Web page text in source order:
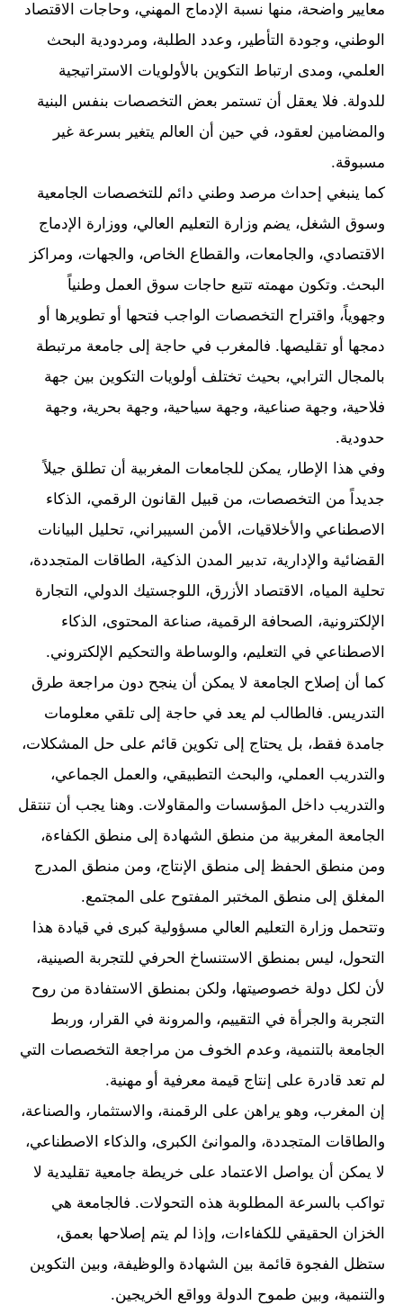
معايير واضحة، منها نسبة الإدماج المهني، وحاجات الاقتصاد
الوطني، وجودة التأطير، وعدد الطلبة، ومردودية البحث
العلمي، ومدى ارتباط التكوين بالأولويات الاستراتيجية
للدولة. فلا يعقل أن تستمر بعض التخصصات بنفس البنية
والمضامين لعقود، في حين أن العالم يتغير بسرعة غير
مسبوقة.
كما ينبغي إحداث مرصد وطني دائم للتخصصات الجامعية
وسوق الشغل، يضم وزارة التعليم العالي، ووزارة الإدماج
الاقتصادي، والجامعات، والقطاع الخاص، والجهات، ومراكز
البحث. وتكون مهمته تتبع حاجات سوق العمل وطنياً
وجهوياً، واقتراح التخصصات الواجب فتحها أو تطويرها أو
دمجها أو تقليصها. فالمغرب في حاجة إلى جامعة مرتبطة
بالمجال الترابي، بحيث تختلف أولويات التكوين بين جهة
فلاحية، وجهة صناعية، وجهة سياحية، وجهة بحرية، وجهة
حدودية.
وفي هذا الإطار، يمكن للجامعات المغربية أن تطلق جيلاً
جديداً من التخصصات، من قبيل القانون الرقمي، الذكاء
الاصطناعي والأخلاقيات، الأمن السيبراني، تحليل البيانات
القضائية والإدارية، تدبير المدن الذكية، الطاقات المتجددة،
تحلية المياه، الاقتصاد الأزرق، اللوجستيك الدولي، التجارة
الإلكترونية، الصحافة الرقمية، صناعة المحتوى، الذكاء
الاصطناعي في التعليم، والوساطة والتحكيم الإلكتروني.
كما أن إصلاح الجامعة لا يمكن أن ينجح دون مراجعة طرق
التدريس. فالطالب لم يعد في حاجة إلى تلقي معلومات
جامدة فقط، بل يحتاج إلى تكوين قائم على حل المشكلات،
والتدريب العملي، والبحث التطبيقي، والعمل الجماعي،
والتدريب داخل المؤسسات والمقاولات. وهنا يجب أن تنتقل
الجامعة المغربية من منطق الشهادة إلى منطق الكفاءة،
ومن منطق الحفظ إلى منطق الإنتاج، ومن منطق المدرج
المغلق إلى منطق المختبر المفتوح على المجتمع.
وتتحمل وزارة التعليم العالي مسؤولية كبرى في قيادة هذا
التحول، ليس بمنطق الاستنساخ الحرفي للتجربة الصينية،
لأن لكل دولة خصوصيتها، ولكن بمنطق الاستفادة من روح
التجربة والجرأة في التقييم، والمرونة في القرار، وربط
الجامعة بالتنمية، وعدم الخوف من مراجعة التخصصات التي
لم تعد قادرة على إنتاج قيمة معرفية أو مهنية.
إن المغرب، وهو يراهن على الرقمنة، والاستثمار، والصناعة،
والطاقات المتجددة، والموانئ الكبرى، والذكاء الاصطناعي،
لا يمكن أن يواصل الاعتماد على خريطة جامعية تقليدية لا
تواكب بالسرعة المطلوبة هذه التحولات. فالجامعة هي
الخزان الحقيقي للكفاءات، وإذا لم يتم إصلاحها بعمق،
ستظل الفجوة قائمة بين الشهادة والوظيفة، وبين التكوين
والتنمية، وبين طموح الدولة وواقع الخريجين.